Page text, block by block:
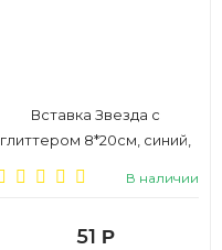
Вставка Звезда с
глиттером 8*20см, синий,
В наличии
51 Р